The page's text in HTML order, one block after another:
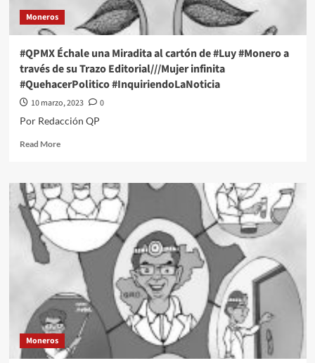
Trazo
Editorial///Combate
s
la
Corrupción?
#QuehacerPolitico
Moneros
#QPMX Échale una Miradita al cartón de #Luy #Monero a
través de su Trazo Editorial///Mujer infinita
#QuehacerPolitico #InquiriendoLaNoticia
10 marzo, 2023
0
Por Redacción QP
Read MoreRead
#QPMX
Échale
una
Miradita
cartón
#Monero
a
través
de
Trazo
Moneros